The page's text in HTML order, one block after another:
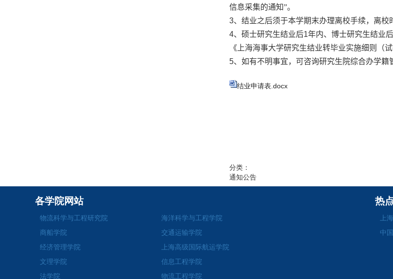
信息采集的通知”。
3、 结业之后须于本学期末办理离校手续，离校
4、 硕士研究生结业后1年内、博士研究生结业后
《上海海事大学研究生结业转毕业实施细则（试
5、 如有不明事宜，可咨询研究生院综合办学籍
结业申请表.docx
分类：
通知公告
各学院网站
物流科学与工程研究院
海洋科学与工程学院
商船学院
交通运输学院
经济管理学院
上海高级国际航运学院
文理学院
信息工程学院
法学院
物流工程学院
热
上
中